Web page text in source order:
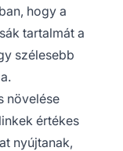
hogy a
tartalmát a
szélesebb
növelése
értékes
nyújtanak,